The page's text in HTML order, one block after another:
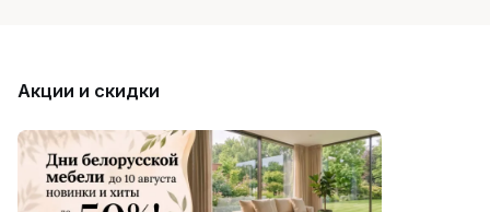
Акции и скидки